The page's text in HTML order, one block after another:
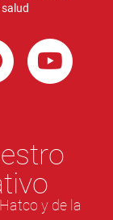
y de la